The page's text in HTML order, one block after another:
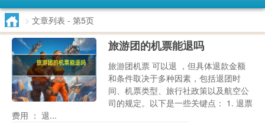
> 文章列表 - 第5页
旅游团的机票能退吗
旅游团机票 可以退 ，但具体退款金额
和条件取决于多种因素，包括退团时
间、机票类型、旅行社政策以及航空公
司的规定。以下是一些关键点： 1. 退票
费用 ： 退...